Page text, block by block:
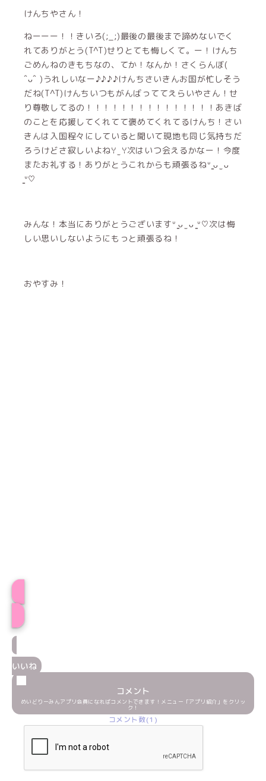
けんちやさん！
ねーーー！！きいろ(;_;)最後の最後まで諦めないでく
れてありがとう(T^T)せりとても悔しくて。ー！けんち
ごめんねのきもちなの、てか！なんか！さくらんぼ(
ˆᴗˆ )うれしいなー♪♪♪♪けんちさいきんお国が忙しそう
だね(T^T)けんちいつもがんばっててえらいやさん！せ
り尊敬してるの！！！！！！！！！！！！！！！あきば
のことを応援してくれてて褒めてくれてるけんち！さい
きんは入国程々にしていると聞いて現地も同じ気持ちだ
ろうけどさ寂しいよねꌩ ̫ ꌩ次はいつ会えるかなー！今度
またお礼する！ありがとうこれからも頑張るねᐡ ̳ᴗ ̫ ᴗ
̳ᐡ♡
みんな！本当にありがとうございますᐡ ̳ᴗ ̫ ᴗ ̳ᐡ♡次は悔
しい思いしないようにもっと頑張るね！
おやすみ！
いいね
コメント
めいどりーみんアプリ会員になればコメントできます！メニュー「アプリ紹介」をクリッ
ク！
コメント数(1)